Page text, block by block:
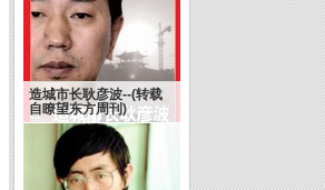
造城市长耿彦波--(转载
自瞭望东方周刊)